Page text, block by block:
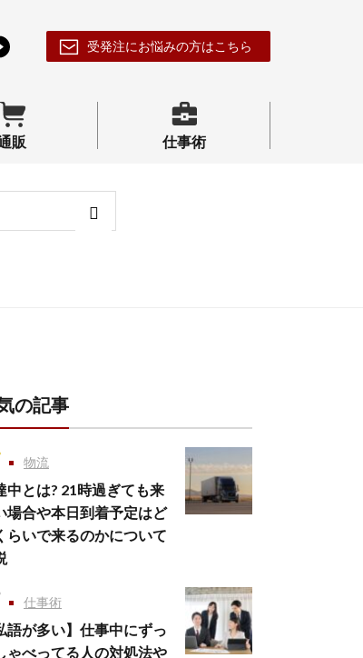
受発注にお悩みの方はこちら
販 仕事術
の記事
物流
中とは? 21時過ぎても来
場合や本日到着予定はど
らいで来るのかについて
仕事術
語が多い】仕事中にずっ
ゃべってる人の対処法や